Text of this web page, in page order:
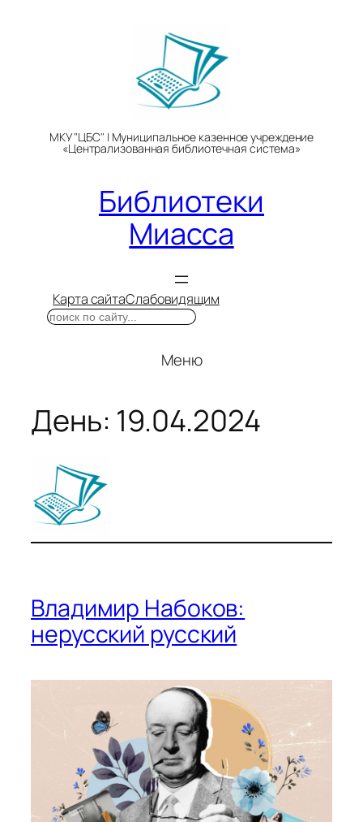
МКУ "ЦБС" | Муниципальное казенное учреждение
«Централизованная библиотечная система»
Библиотеки
Миасса
Карта сайтаСлабовидящим
Поиск
Меню
День: 19.04.2024
Владимир Набоков:
нерусский русский